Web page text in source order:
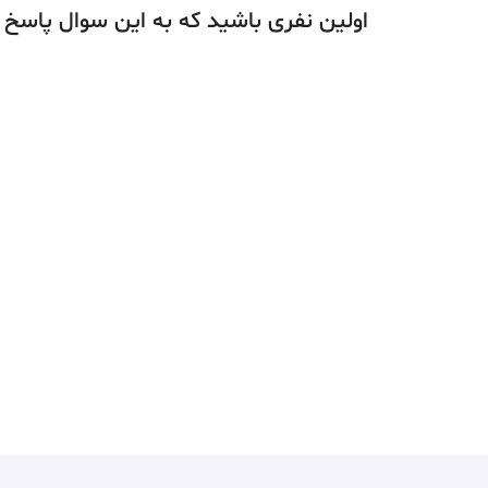
اولین نفری باشید که به این سوال